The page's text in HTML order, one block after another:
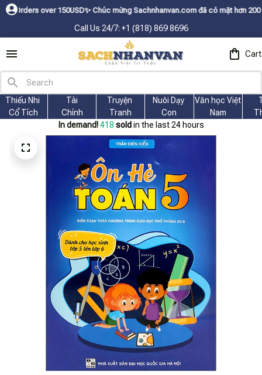
ㅤ✨Chúc mừng Sachnhanvan.com đã có mặt hơn 200 quốc gia như Mỹ,
Call Us 24/7: +1 (818) 869 8696
Cart
Thiếu Nhi
Cổ Tích
Tài
Chính
Truyện
Tranh
Nuôi Dạy
Con
Văn học Việt
Nam
In demand! 422 sold in the last 24 hours